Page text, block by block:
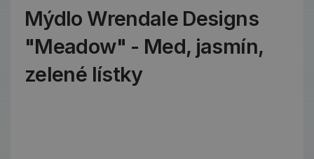
Mýdlo Wrendale Designs
"Meadow" - Med, jasmín,
zelené lístky